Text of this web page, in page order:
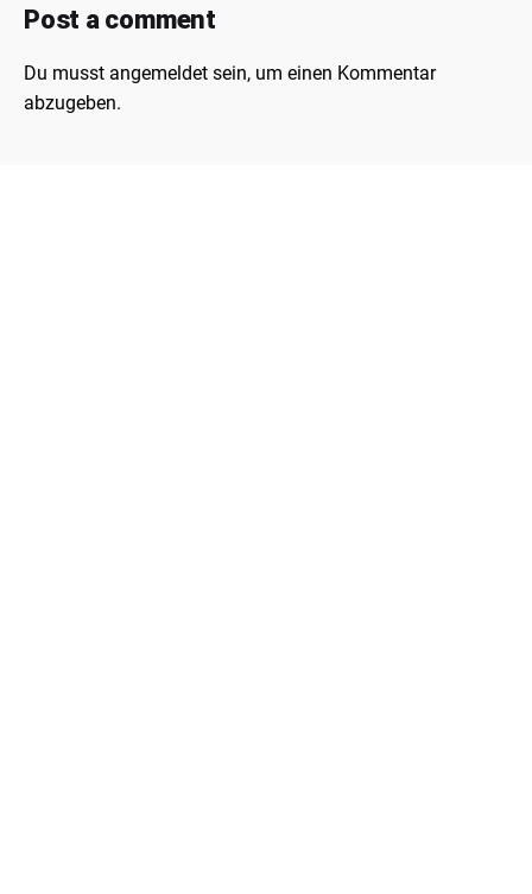
Post a comment
Du musst angemeldet sein, um einen Kommentar
abzugeben.